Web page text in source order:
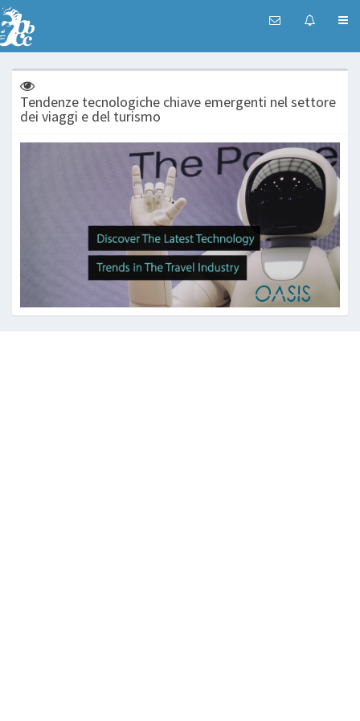
Tendenze tecnologiche chiave emergenti nel settore
dei viaggi e del turismo